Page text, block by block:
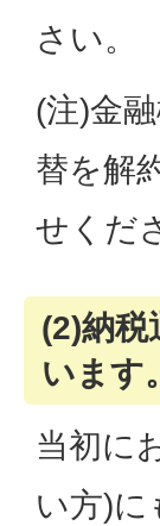
さい。
(注)金
替を解
せくだ
(2)納税
います。
当初に
い方)に